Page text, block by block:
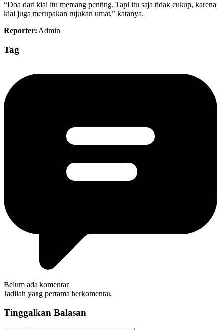
“Doa dari kiai itu memang penting. Tapi itu saja tidak cukup, karena
kiai juga merupakan rujukan umat,” katanya.
Reporter: Admin
Tag
Belum ada komentar
Jadilah yang pertama berkomentar.
Tinggalkan Balasan